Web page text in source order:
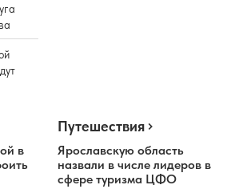
в
Путешествия
Ярославскую область
назвали в числе лидеров в
сфере туризма ЦФО